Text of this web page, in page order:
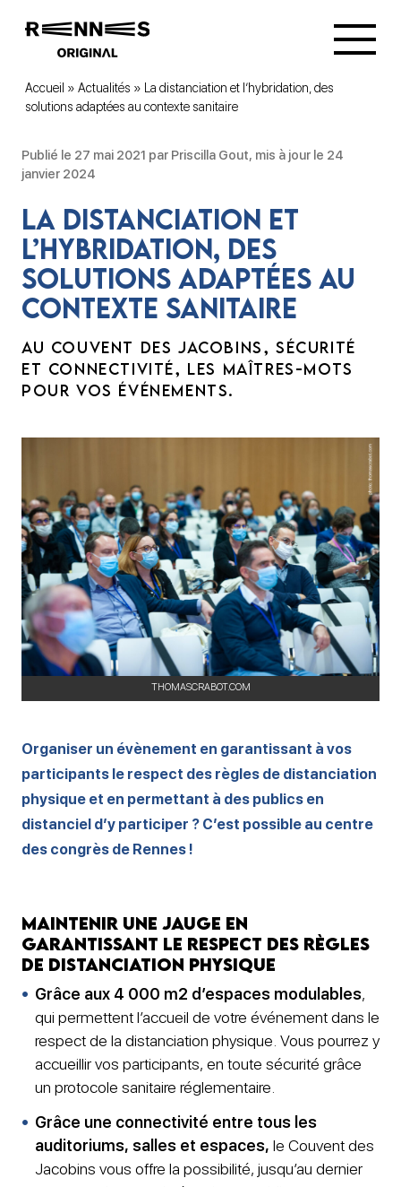
Accueil » Actualités »
La distanciation et l’hybridation, des
solutions adaptées au contexte sanitaire
Publié le 27 mai 2021 par Priscilla Gout, mis à jour le 24
janvier 2024
La distanciation et
l’hybridation, des
solutions adaptées au
contexte sanitaire
AU COUVENT DES JACOBINS, SÉCURITÉ
ET CONNECTIVITÉ, LES MAÎTRES-MOTS
POUR VOS ÉVÉNEMENTS.
THOMASCRABOT.COM
Organiser un évènement en garantissant à vos
participants le respect des règles de distanciation
physique et en permettant à des publics en
distanciel d’y participer ? C’est possible au centre
des congrès de Rennes !
Maintenir une jauge en
garantissant le respect des règles
de distanciation physique
Grâce aux 4 000 m2 d’espaces modulables,
qui permettent l’accueil de votre événement dans le
respect de la distanciation physique. Vous pourrez y
accueillir vos participants, en toute sécurité grâce
un protocole sanitaire réglementaire.
Grâce une connectivité entre tous les
auditoriums, salles et espaces, le Couvent des
Jacobins vous offre la possibilité, jusqu’au dernier